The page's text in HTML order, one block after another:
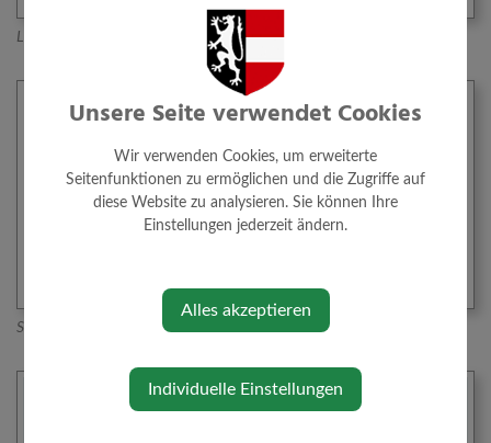
Land NÖ
Sozialinfo Niederösterreich
Unsere Seite verwendet Cookies
Wir verwenden Cookies, um erweiterte
Seitenfunktionen zu ermöglichen und die Zugriffe auf
diese Website zu analysieren. Sie können Ihre
Einstellungen jederzeit ändern.
Alles akzeptieren
Individuelle Einstellungen